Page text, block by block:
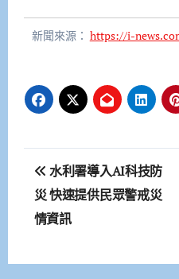
新聞來源： https://i-
文
章
導
覽
水利署導入AI科技防
災 快速提供民眾警戒災
情資訊